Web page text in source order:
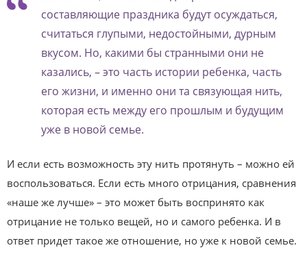
составляющие праздника будут осуждаться,
считаться глупыми, недостойными, дурным
вкусом. Но, какими бы странными они не
казались, – это часть истории ребенка, часть
его жизни, и именно они та связующая нить,
которая есть между его прошлым и будущим
уже в новой семье.
И если есть возможность эту нить протянуть – можно ей
воспользоваться. Если есть много отрицания, сравнения
«наше же лучше» – это может быть воспринято как
отрицание не только вещей, но и самого ребенка. И в
ответ придет такое же отношение, но уже к новой семье.